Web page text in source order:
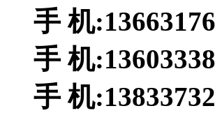
手 机
手 机
手 机